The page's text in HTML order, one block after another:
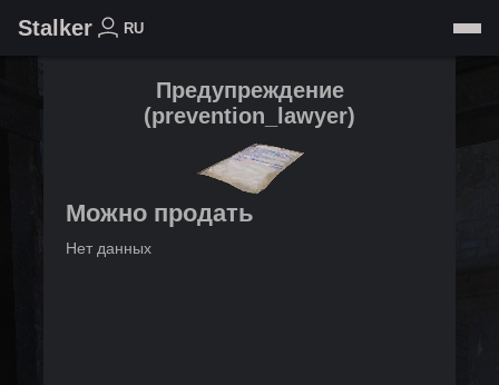
Stalker RU
Предупреждение
(prevention_lawyer)
Можно продать
Нет данных